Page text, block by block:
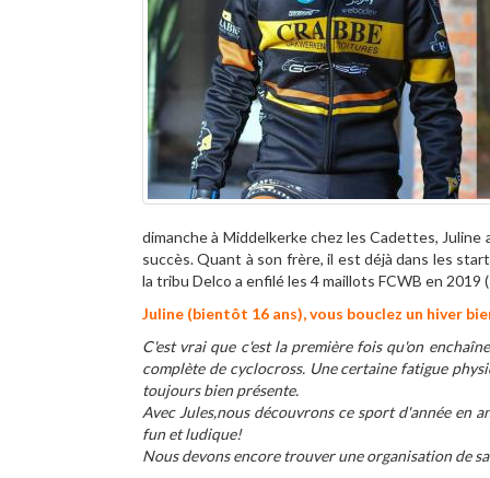
dimanche à Middelkerke chez les Cadettes,
succès. Quant à son frère, il est déjà dans les
la tribu Delco a enfilé les 4 maillots FCWB en 2019
Juline (bientôt 16 ans), vous bouclez un hiver
C'est vrai que c'est la première fois qu'on
complète de cyclocross. Une certaine fatigue
toujours bien présente.
Avec Jules,nous découvrons ce sport d'année en
fun et ludique!
Nous devons encore trouver une organisation de